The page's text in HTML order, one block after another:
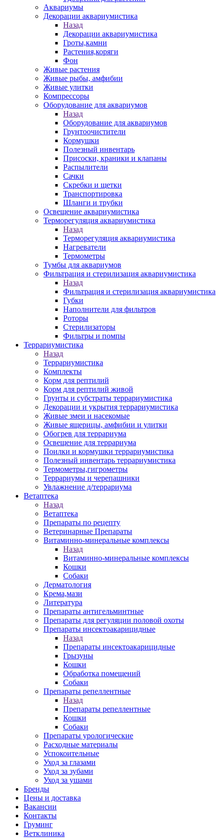
Аквариумы
Декорации аквариумистика
Назад
Декорации аквариумистика
Гроты,камни
Растения,коряги
Фон
Живые растения
Живые рыбы, амфибии
Живые улитки
Компрессоры
Оборудование для аквариумов
Назад
Оборудование для аквариумов
Грунтоочистители
Кормушки
Полезный инвентарь
Присоски, краники и клапаны
Распылители
Сачки
Скребки и щетки
Транспортировка
Шланги и трубки
Освещение аквариумистика
Терморегуляция аквариумистика
Назад
Терморегуляция аквариумистика
Нагреватели
Термометры
Тумбы для аквариумов
Фильтрация и стерилизация аквариумистика
Назад
Фильтрация и стерилизация аквариумистика
Губки
Наполнители для фильтров
Роторы
Стерилизаторы
Фильтры и помпы
Террариумистика
Назад
Террариумистика
Комплекты
Корм для рептилий
Корм для рептилий живой
Грунты и субстраты террариумистика
Декорации и укрытия террариумистика
Живые змеи и насекомые
Живые ящерицы, амфибии и улитки
Обогрев для террариума
Освещение для террариума
Поилки и кормушки террариумистика
Полезный инвентарь террариумистика
Термометры,гигрометры
Террариумы и черепашники
Увлажнение д/террариума
Ветаптека
Назад
Ветаптека
Препараты по рецепту
Ветеринарные Препараты
Витаминно-минеральные комплексы
Назад
Витаминно-минеральные комплексы
Кошки
Собаки
Дерматология
Крема,мази
Литература
Препараты антигельминтные
Препараты для регуляции половой охоты
Препараты инсектоакарицидные
Назад
Препараты инсектоакарицидные
Грызуны
Кошки
Обработка помещений
Собаки
Препараты репеллентные
Назад
Препараты репеллентные
Кошки
Собаки
Препараты урологические
Расходные материалы
Успокоительные
Уход за глазами
Уход за зубами
Уход за ушами
Бренды
Цены и доставка
Вакансии
Контакты
Груминг
Ветклиника